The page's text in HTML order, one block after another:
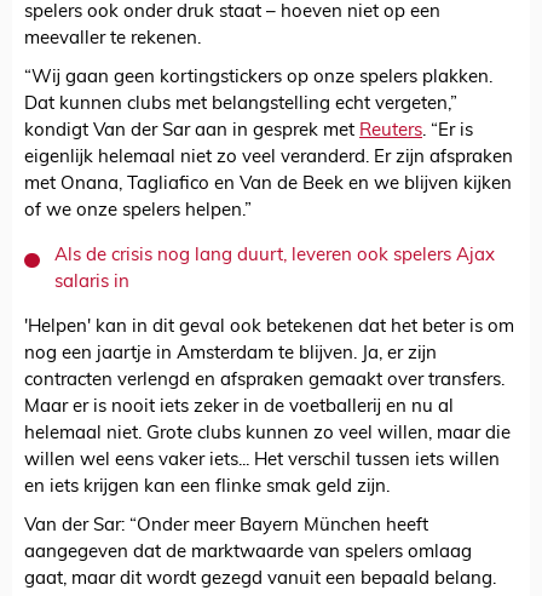
spelers ook onder druk staat – hoeven niet op een
meevaller te rekenen.
“Wij gaan geen kortingstickers op onze spelers plakken.
Dat kunnen clubs met belangstelling echt vergeten,”
kondigt Van der Sar aan in gesprek met Reuters. “Er is
eigenlijk helemaal niet zo veel veranderd. Er zijn afspraken
met Onana, Tagliafico en Van de Beek en we blijven kijken
of we onze spelers helpen.”
Als de crisis nog lang duurt, leveren ook spelers Ajax
salaris in
'Helpen' kan in dit geval ook betekenen dat het beter is om
nog een jaartje in Amsterdam te blijven. Ja, er zijn
contracten verlengd en afspraken gemaakt over transfers.
Maar er is nooit iets zeker in de voetballerij en nu al
helemaal niet. Grote clubs kunnen zo veel willen, maar die
willen wel eens vaker iets... Het verschil tussen iets willen
en iets krijgen kan een flinke smak geld zijn.
Van der Sar: “Onder meer Bayern München heeft
aangegeven dat de marktwaarde van spelers omlaag
gaat, maar dit wordt gezegd vanuit een bepaald belang.